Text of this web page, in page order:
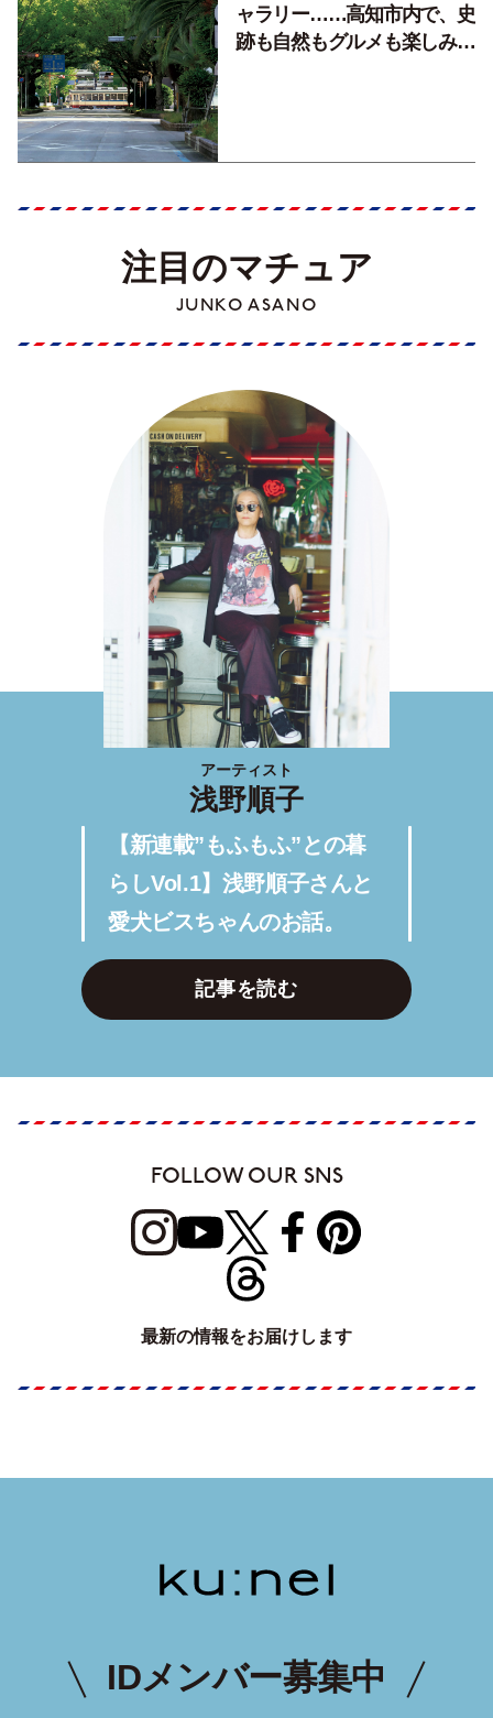
ャラリー……高知市内で、史
跡も自然もグルメも楽しみ尽
注目のマチュア
JUNKO ASANO
アーティスト
浅野順子
【新連載”もふもふ”との暮
らしVol.1】浅野順子さんと
愛犬ビスちゃんのお話。
記事を読む
FOLLOW OUR SNS
最新の情報をお届けします
IDメンバー募集中